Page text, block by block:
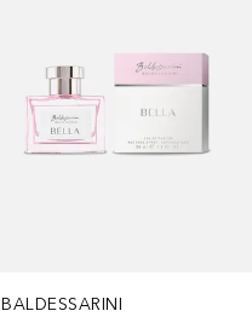
BALDESSARINI